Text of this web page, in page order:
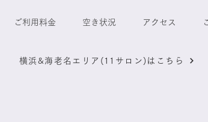
ご利用料金 空き状況 アクセス
​横浜&海老名エリア(11サロン)はこちら